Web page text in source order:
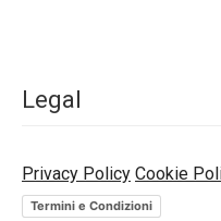
Legal
Privacy Policy Cookie
Termini e Condizioni